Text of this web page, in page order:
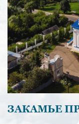
ЗАКАМЬЕ